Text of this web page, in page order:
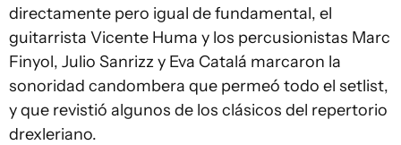
directamente pero igual de fundamental, el
guitarrista Vicente Huma y los percusionistas Marc
Finyol, Julio Sanrizz y Eva Catalá marcaron la
sonoridad candombera que permeó todo el setlist,
y que revistió algunos de los clásicos del repertorio
drexleriano.